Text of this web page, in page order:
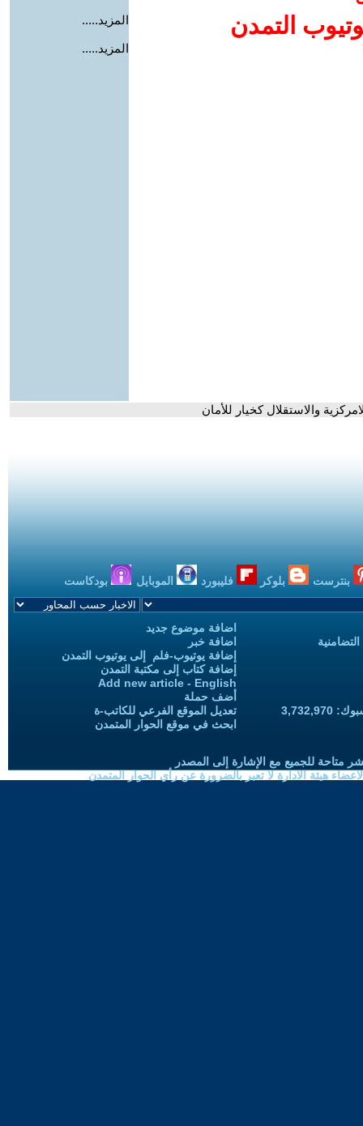
التمدن
المزيد.....
المزيد.....
والاستقلال كخيار للأمان
بنترست بلوكر فليبورد الموبايل بودكاست
اضافة موضوع جديد
اضافة خبر
إضافة يوتيوب-فلم إلى يوتيوب التمدن
إضافة كتاب إلى مكتبة التمدن
Add new article - English
أضف حملة
تعديل الموقع الفرعي للكاتب-ة
ابحث في موقع الحوار المتمدن
متاحة للجميع مع الإشارة إلى المصدر
هيئة الادارة لا تعبر بالضرورة عن رأي الحوار المتمدن